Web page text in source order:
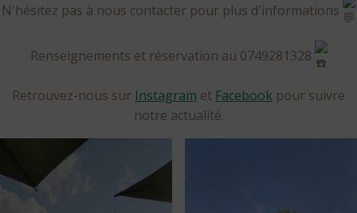
N'hésitez pas à nous contacter pour plus d'informations
Renseignements et réservation au 0749281328
Retrouvez-nous sur Instagram et Facebook pour suivre
notre actualité.